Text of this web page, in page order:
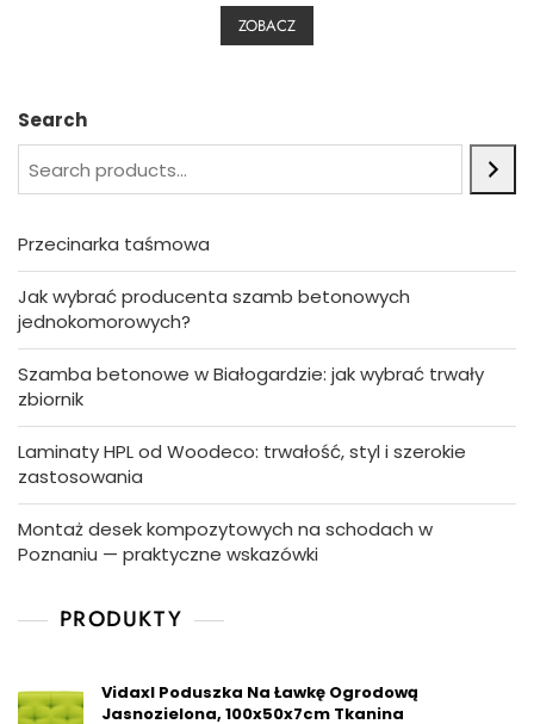
u
ZOBACZ
Search
Przecinarka taśmowa
Jak wybrać producenta szamb betonowych
jednokomorowych?
Szamba betonowe w Białogardzie: jak wybrać trwały
zbiornik
Laminaty HPL od Woodeco: trwałość, styl i szerokie
zastosowania
Montaż desek kompozytowych na schodach w
Poznaniu — praktyczne wskazówki
PRODUKTY
Vidaxl Poduszka Na Ławkę Ogrodową
Jasnozielona, 100x50x7cm Tkanina